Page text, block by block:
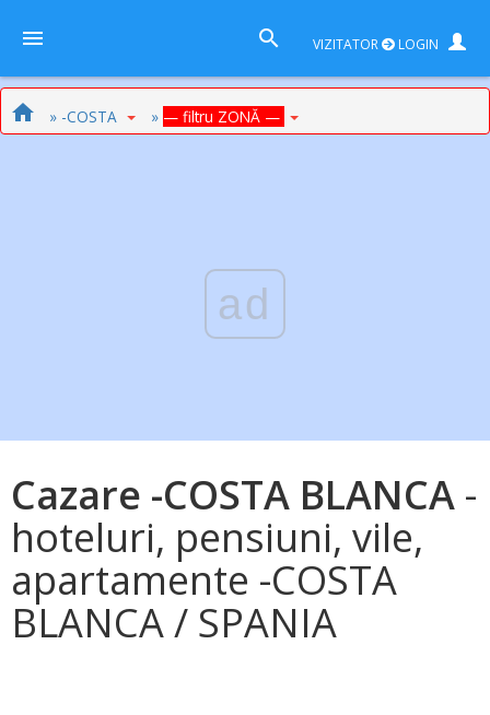
VIZITATOR LOGIN
» -COSTA » — filtru ZONĂ —
ad
Cazare -COSTA BLANCA -
hoteluri, pensiuni, vile,
apartamente -COSTA
BLANCA / SPANIA